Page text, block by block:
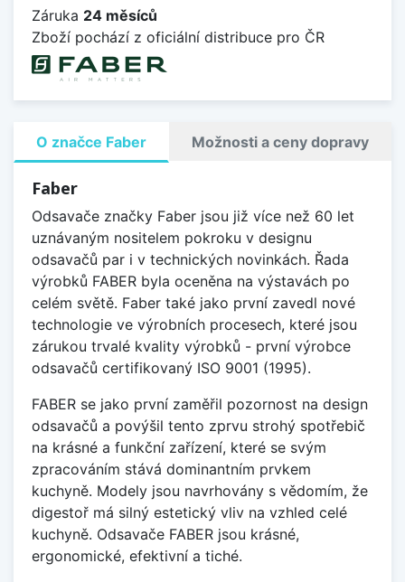
Záruka 24 měsíců
Zboží pochází z oficiální distribuce pro ČR
O značce Faber Možnosti a ceny dopravy
Faber
Odsavače značky Faber jsou již více než 60 let
uznávaným nositelem pokroku v designu
odsavačů par i v technických novinkách. Řada
výrobků FABER byla oceněna na výstavách po
celém světě. Faber také jako první zavedl nové
technologie ve výrobních procesech, které jsou
zárukou trvalé kvality výrobků - první výrobce
odsavačů certifikovaný ISO 9001 (1995).
FABER se jako první zaměřil pozornost na design
odsavačů a povýšil tento zprvu strohý spotřebič
na krásné a funkční zařízení, které se svým
zpracováním stává dominantním prvkem
kuchyně. Modely jsou navrhovány s vědomím, že
digestoř má silný estetický vliv na vzhled celé
kuchyně. Odsavače FABER jsou krásné,
ergonomické, efektivní a tiché.